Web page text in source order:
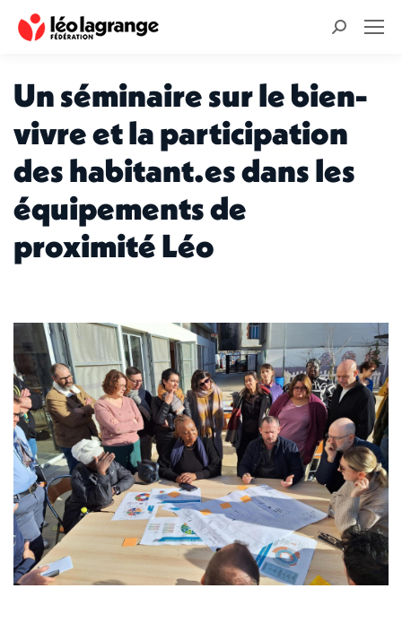
Recherche
Un séminaire sur le bien-
vivre et la participation
des habitant.es dans les
équipements de
proximité Léo